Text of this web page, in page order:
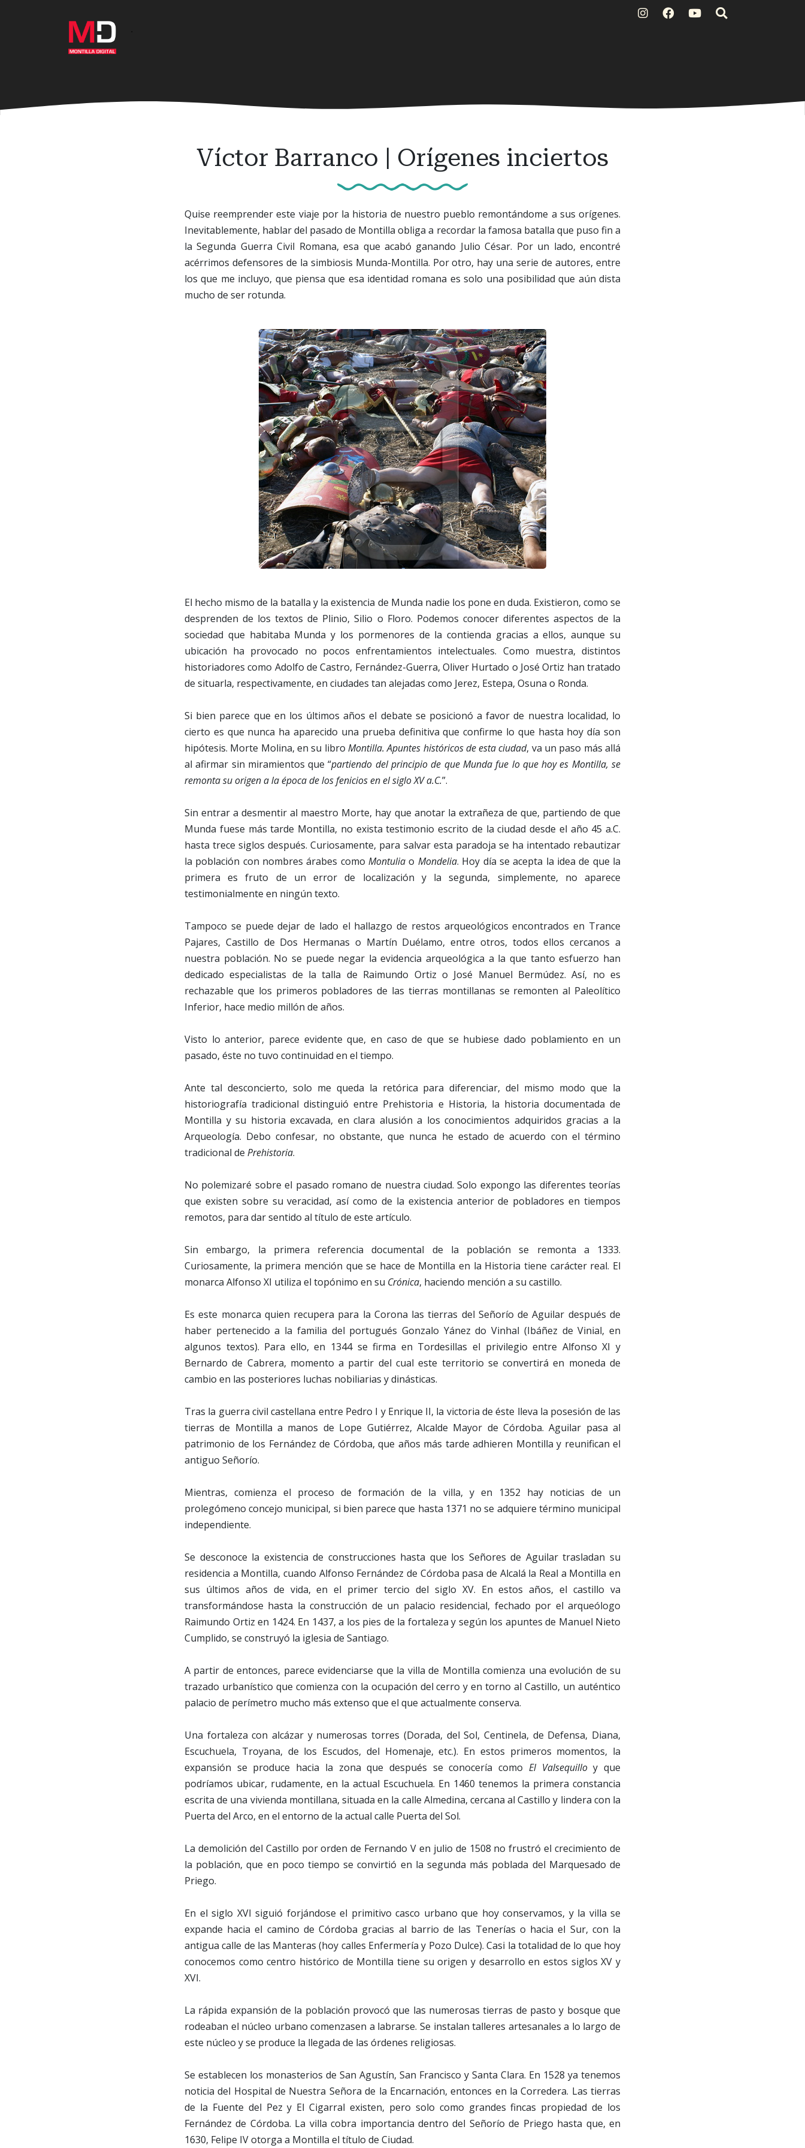
Víctor Barranco | Orígenes inciertos
Quise reemprender este viaje por la historia de nuestro pueblo remontándome a sus orígenes.
Inevitablemente, hablar del pasado de Montilla obliga a recordar la famosa batalla que puso fin a
la Segunda Guerra Civil Romana, esa que acabó ganando Julio César. Por un lado, encontré
acérrimos defensores de la simbiosis Munda-Montilla. Por otro, hay una serie de autores, entre
los que me incluyo, que piensa que esa identidad romana es solo una posibilidad que aún dista
mucho de ser rotunda.
El hecho mismo de la batalla y la existencia de Munda nadie los pone en duda. Existieron, como se
desprenden de los textos de Plinio, Silio o Floro. Podemos conocer diferentes aspectos de la
sociedad que habitaba Munda y los pormenores de la contienda gracias a ellos, aunque su
ubicación ha provocado no pocos enfrentamientos intelectuales. Como muestra, distintos
historiadores como Adolfo de Castro, Fernández-Guerra, Oliver Hurtado o José Ortiz han tratado
de situarla, respectivamente, en ciudades tan alejadas como Jerez, Estepa, Osuna o Ronda.
Si bien parece que en los últimos años el debate se posicionó a favor de nuestra localidad, lo
cierto es que nunca ha aparecido una prueba definitiva que confirme lo que hasta hoy día son
hipótesis. Morte Molina, en su libro Montilla. Apuntes históricos de esta ciudad, va un paso más allá
al afirmar sin miramientos que “partiendo del principio de que Munda fue lo que hoy es Montilla, se
remonta su origen a la época de los fenicios en el siglo XV a.C.”.
Sin entrar a desmentir al maestro Morte, hay que anotar la extrañeza de que, partiendo de que
Munda fuese más tarde Montilla, no exista testimonio escrito de la ciudad desde el año 45 a.C.
hasta trece siglos después. Curiosamente, para salvar esta paradoja se ha intentado rebautizar
la población con nombres árabes comoMontulia o Mondelia. Hoy día se acepta la idea de que la
primera es fruto de un error de localización y la segunda, simplemente, no aparece
testimonialmente en ningún texto.
Tampoco se puede dejar de lado el hallazgo de restos arqueológicos encontrados en Trance
Pajares, Castillo de Dos Hermanas o Martín Duélamo, entre otros, todos ellos cercanos a
nuestra población. No se puede negar la evidencia arqueológica a la que tanto esfuerzo han
dedicado especialistas de la talla de Raimundo Ortiz o José Manuel Bermúdez. Así, no es
rechazable que los primeros pobladores de las tierras montillanas se remonten al Paleolítico
Inferior, hace medio millón de años.
Visto lo anterior, parece evidente que, en caso de que se hubiese dado poblamiento en un
pasado, éste no tuvo continuidad en el tiempo.
Ante tal desconcierto, solo me queda la retórica para diferenciar, del mismo modo que la
historiografía tradicional distinguió entre Prehistoria e Historia, la historia documentada de
Montilla y su historia excavada, en clara alusión a los conocimientos adquiridos gracias a la
Arqueología. Debo confesar, no obstante, que nunca he estado de acuerdo con el término
tradicional de Prehistoria.
No polemizaré sobre el pasado romano de nuestra ciudad. Solo expongo las diferentes teorías
que existen sobre su veracidad, así como de la existencia anterior de pobladores en tiempos
remotos, para dar sentido al título de este artículo.
Sin embargo, la primera referencia documental de la población se remonta a 1333.
Curiosamente, la primera mención que se hace de Montilla en la Historia tiene carácter real. El
monarca Alfonso XI utiliza el topónimo en su Crónica, haciendo mención a su castillo.
Es este monarca quien recupera para la Corona las tierras del Señorío de Aguilar después de
haber pertenecido a la familia del portugués Gonzalo Yánez do Vinhal (Ibáñez de Vinial, en
algunos textos). Para ello, en 1344 se firma en Tordesillas el privilegio entre Alfonso XI y
Bernardo de Cabrera, momento a partir del cual este territorio se convertirá en moneda de
cambio en las posteriores luchas nobiliarias y dinásticas.
Tras la guerra civil castellana entre Pedro I y Enrique II, la victoria de éste lleva la posesión de las
tierras de Montilla a manos de Lope Gutiérrez, Alcalde Mayor de Córdoba. Aguilar pasa al
patrimonio de los Fernández de Córdoba, que años más tarde adhieren Montilla y reunifican el
antiguo Señorío.
Mientras, comienza el proceso de formación de la villa, y en 1352 hay noticias de un
prolegómeno concejo municipal, si bien parece que hasta 1371 no se adquiere término municipal
independiente.
Se desconoce la existencia de construcciones hasta que los Señores de Aguilar trasladan su
residencia a Montilla, cuando Alfonso Fernández de Córdoba pasa de Alcalá la Real a Montilla en
sus últimos años de vida, en el primer tercio del siglo XV. En estos años, el castillo va
transformándose hasta la construcción de un palacio residencial, fechado por el arqueólogo
Raimundo Ortiz en 1424. En 1437, a los pies de la fortaleza y según los apuntes de Manuel Nieto
Cumplido, se construyó la iglesia de Santiago.
A partir de entonces, parece evidenciarse que la villa de Montilla comienza una evolución de su
trazado urbanístico que comienza con la ocupación del cerro y en torno al Castillo, un auténtico
palacio de perímetro mucho más extenso que el que actualmente conserva.
Una fortaleza con alcázar y numerosas torres (Dorada, del Sol, Centinela, de Defensa, Diana,
Escuchuela, Troyana, de los Escudos, del Homenaje, etc.). En estos primeros momentos, la
expansión se produce hacia la zona que después se conocería como El Valsequilloy que
podríamos ubicar, rudamente, en la actual Escuchuela. En 1460 tenemos la primera constancia
escrita de una vivienda montillana, situada en la calle Almedina, cercana al Castillo y lindera con la
Puerta del Arco, en el entorno de la actual calle Puerta del Sol.
La demolición del Castillo por orden de Fernando V en julio de 1508 no frustró el crecimiento de
la población, que en poco tiempo se convirtió en la segunda más poblada del Marquesado de
Priego.
En el siglo XVI siguió forjándose el primitivo casco urbano que hoy conservamos, y la villa se
expande hacia el camino de Córdoba gracias al barrio de las Tenerías o hacia el Sur, con la
antigua calle de las Manteras (hoy calles Enfermería y Pozo Dulce). Casi la totalidad de lo que hoy
conocemos como centro histórico de Montilla tiene su origen y desarrollo en estos siglos XV y
XVI.
La rápida expansión de la población provocó que las numerosas tierras de pasto y bosque que
rodeaban el núcleo urbano comenzasen a labrarse. Se instalan talleres artesanales a lo largo de
este núcleo y se produce la llegada de las órdenes religiosas.
Se establecen los monasterios de San Agustín, San Francisco y Santa Clara. En 1528 ya tenemos
noticia del Hospital de Nuestra Señora de la Encarnación, entonces en la Corredera. Las tierras
de la Fuente del Pez y El Cigarral existen, pero solo como grandes fincas propiedad de los
Fernández de Córdoba. La villa cobra importancia dentro del Señorío de Priego hasta que, en
1630, Felipe IV otorga a Montilla el título de Ciudad.